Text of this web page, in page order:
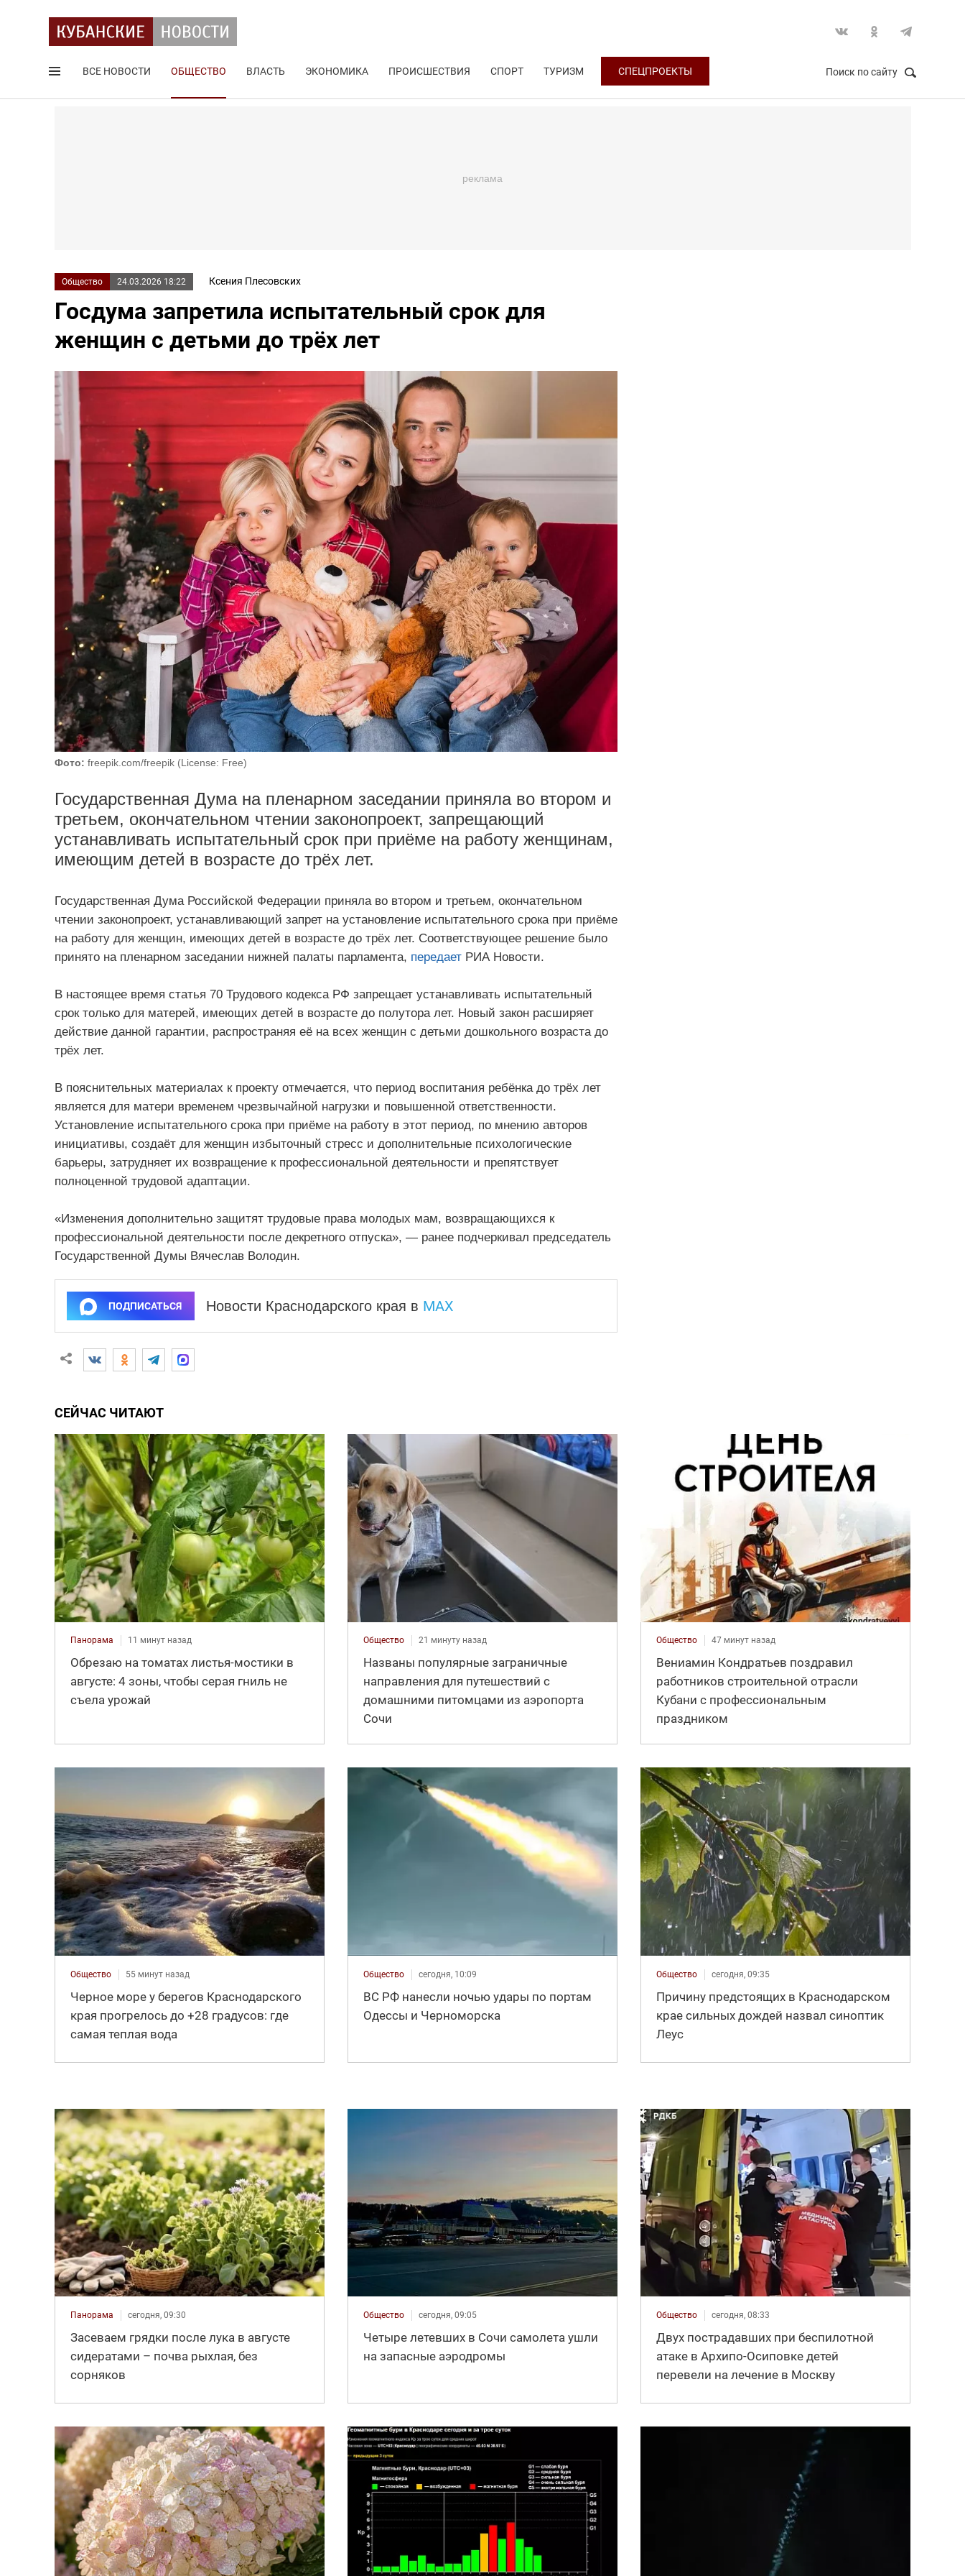
ВСЕ НОВОСТИ ОБЩЕСТВО ВЛАСТЬ ЭКОНОМИКА ПРОИСШЕСТВИЯ СПОРТ ТУРИЗМ СПЕЦПРОЕКТЫ Поиск по сайту
Общество 24.03.2026 18:22 Ксения Плесовских
Госдума запретила испытательный срок для
женщин с детьми до трёх лет
Фото: freepik.com/freepik (License: Free)
Государственная Дума на пленарном заседании приняла во втором и
третьем, окончательном чтении законопроект, запрещающий
устанавливать испытательный срок при приёме на работу женщинам,
имеющим детей в возрасте до трёх лет.
Государственная Дума Российской Федерации приняла во втором и третьем, окончательном
чтении законопроект, устанавливающий запрет на установление испытательного срока при приёме
на работу для женщин, имеющих детей в возрасте до трёх лет. Соответствующее решение было
принято на пленарном заседании нижней палаты парламента, передаетРИА Новости.
В настоящее время статья 70 Трудового кодекса РФ запрещает устанавливать испытательный
срок только для матерей, имеющих детей в возрасте до полутора лет. Новый закон расширяет
действие данной гарантии, распространяя её на всех женщин с детьми дошкольного возраста до
трёх лет.
В пояснительных материалах к проекту отмечается, что период воспитания ребёнка до трёх лет
является для матери временем чрезвычайной нагрузки и повышенной ответственности.
Установление испытательного срока при приёме на работу в этот период, по мнению авторов
инициативы, создаёт для женщин избыточный стресс и дополнительные психологические
барьеры, затрудняет их возвращение к профессиональной деятельности и препятствует
полноценной трудовой адаптации.
«Изменения дополнительно защитят трудовые права молодых мам, возвращающихся к
профессиональной деятельности после декретного отпуска», — ранее подчеркивал председатель
Государственной Думы Вячеслав Володин.
ПОДПИСАТЬСЯ Новости Краснодарского края в MAX
СЕЙЧАС ЧИТАЮТ
Панорама 11 минут назад
Обрезаю на томатах листья-мостики в
августе: 4 зоны, чтобы серая гниль не
съела урожай
Общество 21 минуту назад
Названы популярные заграничные
направления для путешествий с
домашними питомцами из аэропорта
Сочи
Общество 47 минут назад
Вениамин Кондратьев поздравил
работников строительной отрасли
Кубани с профессиональным
праздником
Общество 55 минут назад
Черное море у берегов Краснодарского
края прогрелось до +28 градусов: где
самая теплая вода
Общество сегодня, 10:09
ВС РФ нанесли ночью удары по портам
Одессы и Черноморска
Общество сегодня, 09:35
Причину предстоящих в Краснодарском
крае сильных дождей назвал синоптик
Леус
Панорама сегодня, 09:30
Засеваем грядки после лука в августе
сидератами – почва рыхлая, без
сорняков
Общество сегодня, 09:05
Четыре летевших в Сочи самолета ушли
на запасные аэродромы
Общество сегодня, 08:33
Двух пострадавших при беспилотной
атаке в Архипо-Осиповке детей
перевели на лечение в Москву